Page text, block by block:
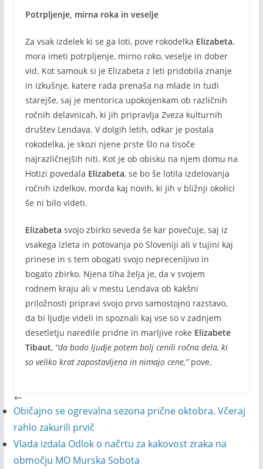
Potrpljenje, mirna roka in veselje
Za vsak izdelek ki se ga loti, pove rokodelka Elizabeta,
mora imeti potrpljenje, mirno roko, veselje in dober
vid. Kot samouk si je Elizabeta z leti pridobila znanje
in izkušnje, katere rada prenaša na mlade in tudi
starejše, saj je mentorica upokojenkam ob različnih
ročnih delavnicah, ki jih pripravlja Zveza kulturnih
društev Lendava. V dolgih letih, odkar je postala
rokodelka, je skozi njene prste šlo na tisoče
najrazličnejših niti. Kot je ob obisku na njem domu na
Hotizi povedala Elizabeta, se bo še lotila izdelovanja
ročnih izdelkov, morda kaj novih, ki jih v bližnji okolici
še ni bilo videti.
Elizabeta svojo zbirko seveda še kar povečuje, saj iz
vsakega izleta in potovanja po Sloveniji ali v tujini kaj
prinese in s tem obogati svojo neprecenljivo in
bogato zbirko. Njena tiha želja je, da v svojem
rodnem kraju ali v mestu Lendava ob kakšni
priložnosti pripravi svojo prvo samostojno razstavo,
da bi ljudje videli in spoznali kaj vse so v zadnjem
desetletju naredile pridne in marljive roke Elizabete
Tibaut, “da bodo ljudje potem bolj cenili ročna dela, ki
so veliko krat zapostavljena in nimajo cene,”pove.
Običajno se ogrevalna sezona prične oktobra. Včeraj
rahlo zakurili prvič
Vlada izdala Odlok o načrtu za kakovost zraka na
območju MO Murska Sobota